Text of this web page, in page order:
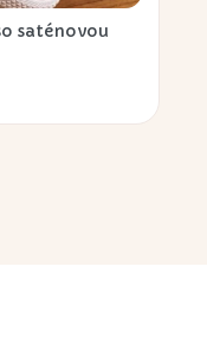
saténovou